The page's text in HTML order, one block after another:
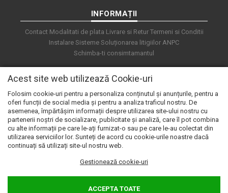
INFORMAȚII
Contact Modalitati de plata Livrare si Retur Termeni si Conditii
Instalare Sisteme Soluționarea litigiilor ANPC
Schimba-ti consimtamantul
Acest site web utilizează Cookie-uri
Folosim cookie-uri pentru a personaliza conținutul și anunțurile, pentru a
oferi funcții de social media și pentru a analiza traficul nostru. De
asemenea, împărtășim informații despre utilizarea site-ului nostru cu
partenerii noștri de socializare, publicitate și analiză, care îl pot combina
cu alte informații pe care le-ați furnizat-o sau pe care le-au colectat din
utilizarea serviciilor lor. Sunteți de acord cu cookie-urile noastre dacă
continuați să utilizați site-ul nostru web.
Gestionează cookie-uri
ACCEPTA TOATE